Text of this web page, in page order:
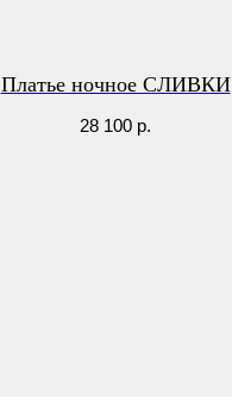
Платье ночное СЛИВКИ
28 100 р.